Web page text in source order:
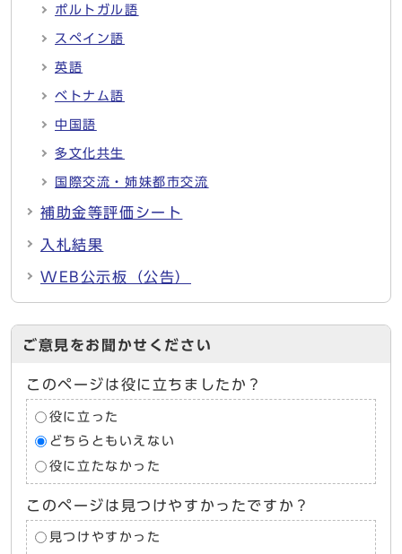
ポルトガル語
スペイン語
英語
ベトナム語
中国語
多文化共生
国際交流・姉妹都市交流
補助金等評価シート
入札結果
WEB公示板（公告）
ご意見をお聞かせください
このページは役に立ちましたか？
役に立った
どちらともいえない
役に立たなかった
このページは見つけやすかったですか？
見つけやすかった